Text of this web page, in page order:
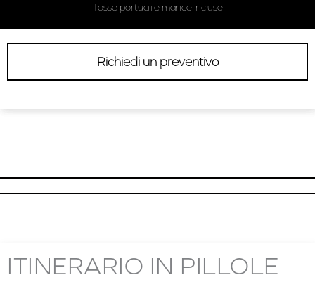
Tasse portuali e mance incluse
Richiedi un preventivo
ITINERARIO IN PILLOLE